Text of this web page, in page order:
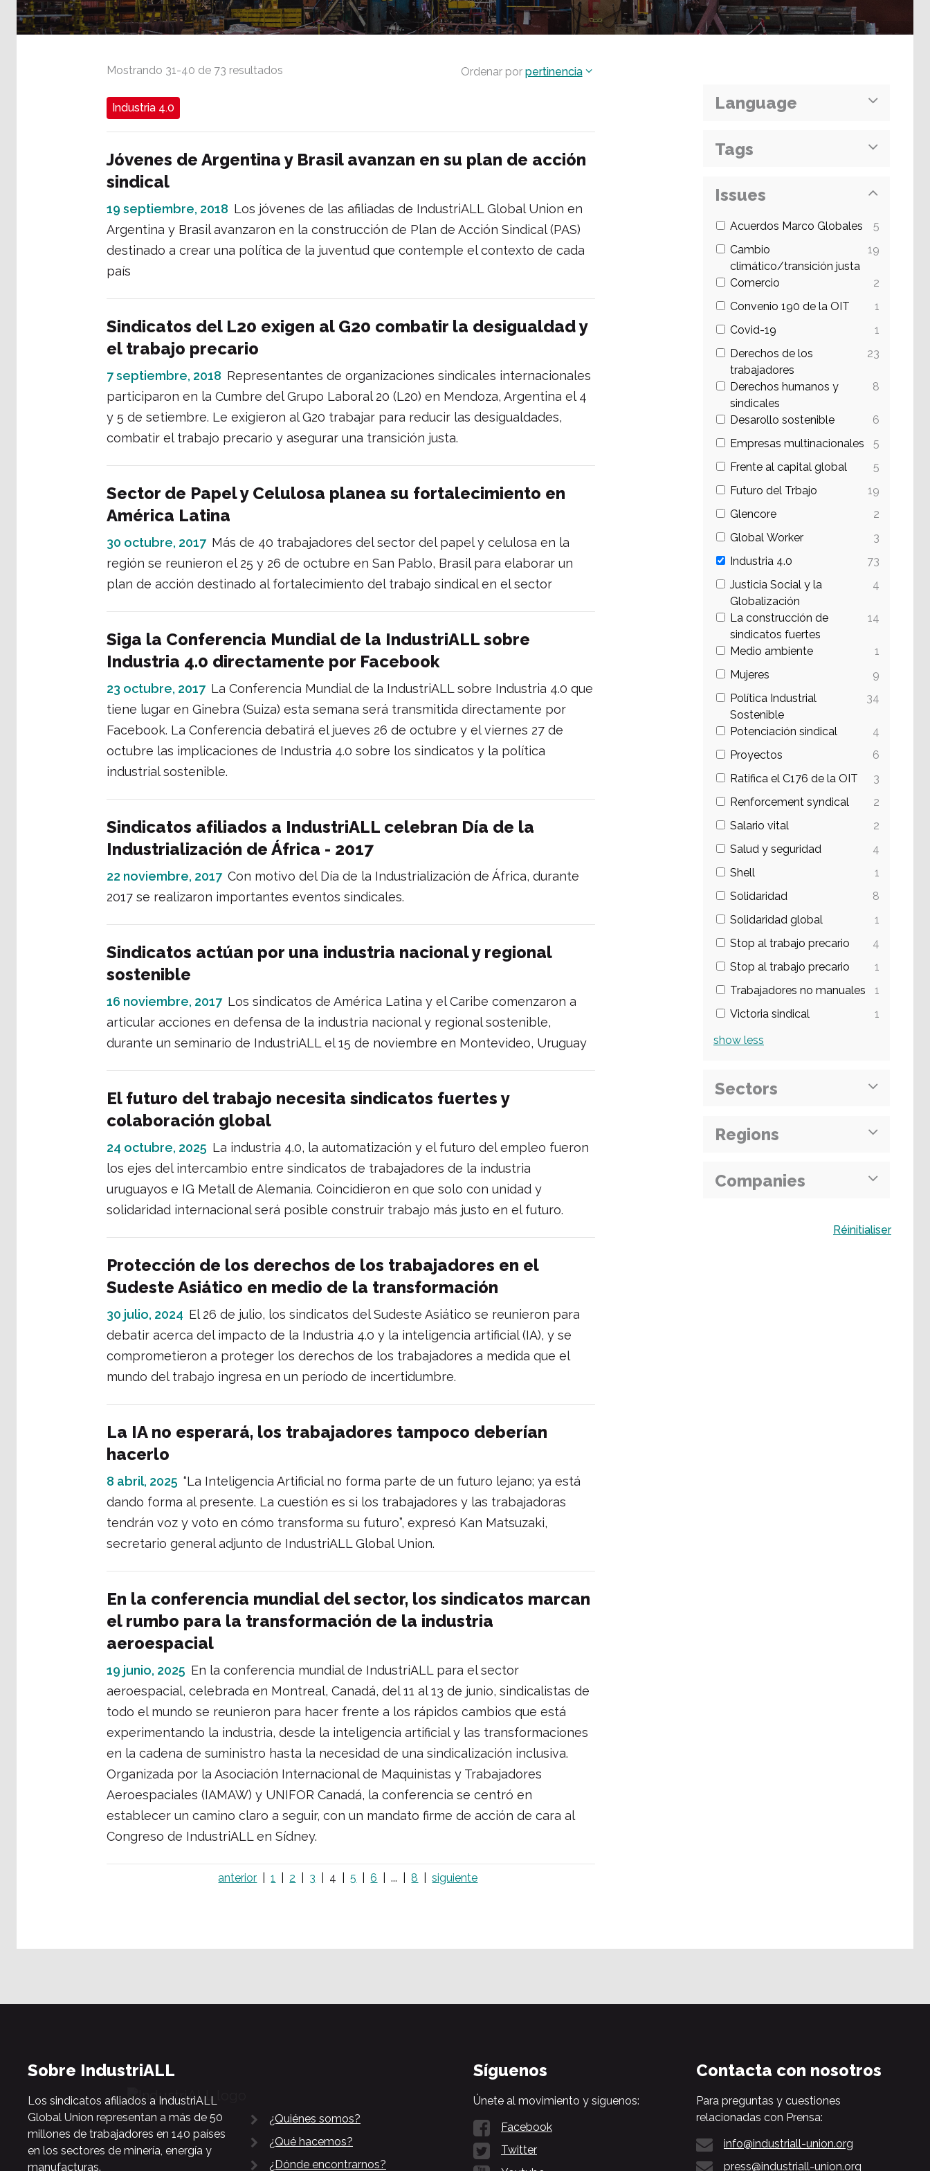
Mostrando 31-40 de 73 resultados Ordenar por pertinencia
Industria 4.0
Jóvenes de Argentina y Brasil avanzan en su plan de acción
sindical
19 septiembre, 2018 Los jóvenes de las afiliadas de IndustriALL Global Union en
Argentina y Brasil avanzaron en la construcción de Plan de Acción Sindical (PAS)
destinado a crear una política de la juventud que contemple el contexto de cada
país
Sindicatos del L20 exigen al G20 combatir la desigualdad y
el trabajo precario
7 septiembre, 2018 Representantes de organizaciones sindicales internacionales
participaron en la Cumbre del Grupo Laboral 20 (L20) en Mendoza, Argentina el 4
y 5 de setiembre. Le exigieron al G20 trabajar para reducir las desigualdades,
combatir el trabajo precario y asegurar una transición justa.
Sector de Papel y Celulosa planea su fortalecimiento en
América Latina
30 octubre, 2017 Más de 40 trabajadores del sector del papel y celulosa en la
región se reunieron el 25 y 26 de octubre en San Pablo, Brasil para elaborar un
plan de acción destinado al fortalecimiento del trabajo sindical en el sector
Siga la Conferencia Mundial de la IndustriALL sobre
Industria 4.0 directamente por Facebook
23 octubre, 2017 La Conferencia Mundial de la IndustriALL sobre Industria 4.0 que
tiene lugar en Ginebra (Suiza) esta semana será transmitida directamente por
Facebook. La Conferencia debatirá el jueves 26 de octubre y el viernes 27 de
octubre las implicaciones de Industria 4.0 sobre los sindicatos y la política
industrial sostenible.
Sindicatos afiliados a IndustriALL celebran Día de la
Industrialización de África - 2017
22 noviembre, 2017 Con motivo del Día de la Industrialización de África, durante
2017 se realizaron importantes eventos sindicales.
Sindicatos actúan por una industria nacional y regional
sostenible
16 noviembre, 2017 Los sindicatos de América Latina y el Caribe comenzaron a
articular acciones en defensa de la industria nacional y regional sostenible,
durante un seminario de IndustriALL el 15 de noviembre en Montevideo, Uruguay
El futuro del trabajo necesita sindicatos fuertes y
colaboración global
24 octubre, 2025 La industria 4.0, la automatización y el futuro del empleo fueron
los ejes del intercambio entre sindicatos de trabajadores de la industria
uruguayos e IG Metall de Alemania. Coincidieron en que solo con unidad y
solidaridad internacional será posible construir trabajo más justo en el futuro.
Protección de los derechos de los trabajadores en el
Sudeste Asiático en medio de la transformación
30 julio, 2024 El 26 de julio, los sindicatos del Sudeste Asiático se reunieron para
debatir acerca del impacto de la Industria 4.0 y la inteligencia artificial (IA), y se
comprometieron a proteger los derechos de los trabajadores a medida que el
mundo del trabajo ingresa en un período de incertidumbre.
La IA no esperará, los trabajadores tampoco deberían
hacerlo
8 abril, 2025 “La Inteligencia Artificial no forma parte de un futuro lejano; ya está
dando forma al presente. La cuestión es si los trabajadores y las trabajadoras
tendrán voz y voto en cómo transforma su futuro”, expresó Kan Matsuzaki,
secretario general adjunto de IndustriALL Global Union.
En la conferencia mundial del sector, los sindicatos marcan
el rumbo para la transformación de la industria
aeroespacial
19 junio, 2025 En la conferencia mundial de IndustriALL para el sector
aeroespacial, celebrada en Montreal, Canadá, del 11 al 13 de junio, sindicalistas de
todo el mundo se reunieron para hacer frente a los rápidos cambios que está
experimentando la industria, desde la inteligencia artificial y las transformaciones
en la cadena de suministro hasta la necesidad de una sindicalización inclusiva.
Organizada por la Asociación Internacional de Maquinistas y Trabajadores
Aeroespaciales (IAMAW) y UNIFOR Canadá, la conferencia se centró en
establecer un camino claro a seguir, con un mandato firme de acción de cara al
Congreso de IndustriALL en Sídney.
anterior 1 2 3 4 5 6 ... 8 siguiente
Language
Tags
Issues
Acuerdos Marco Globales
5
Cambio
climático/transición justa
19
Comercio
2
Convenio 190 de la OIT
1
Covid-19
1
Derechos de los
trabajadores
23
Derechos humanos y
sindicales
8
Desarollo sostenible
6
Empresas multinacionales
5
Frente al capital global
5
Futuro del Trbajo
19
Glencore
2
Global Worker
3
Industria 4.0
73
Justicia Social y la
Globalización
4
La construcción de
sindicatos fuertes
14
Medio ambiente
1
Mujeres
9
Política Industrial
Sostenible
34
Potenciación sindical
4
Proyectos
6
Ratifica el C176 de la OIT
3
Renforcement syndical
2
Salario vital
2
Salud y seguridad
4
Shell
1
Solidaridad
8
Solidaridad global
1
Stop al trabajo precario
4
Stop al trabajo precario
1
Trabajadores no manuales
1
Victoria sindical
1
show less
Sectors
Regions
Companies
Réinitialiser
Sobre IndustriALL
Los sindicatos afiliados a IndustriALL
Global Union representan a más de 50
millones de trabajadores en 140 países
en los sectores de minería, energía y
manufacturas.
¿Quiénes somos?
¿Qué hacemos?
¿Dónde encontrarnos?
Síguenos
Únete al movimiento y síguenos:
Facebook
Twitter
Contacta con nosotros
Para preguntas y cuestiones
relacionadas con Prensa:
info@industriall-union.org
press@industriall-union.org